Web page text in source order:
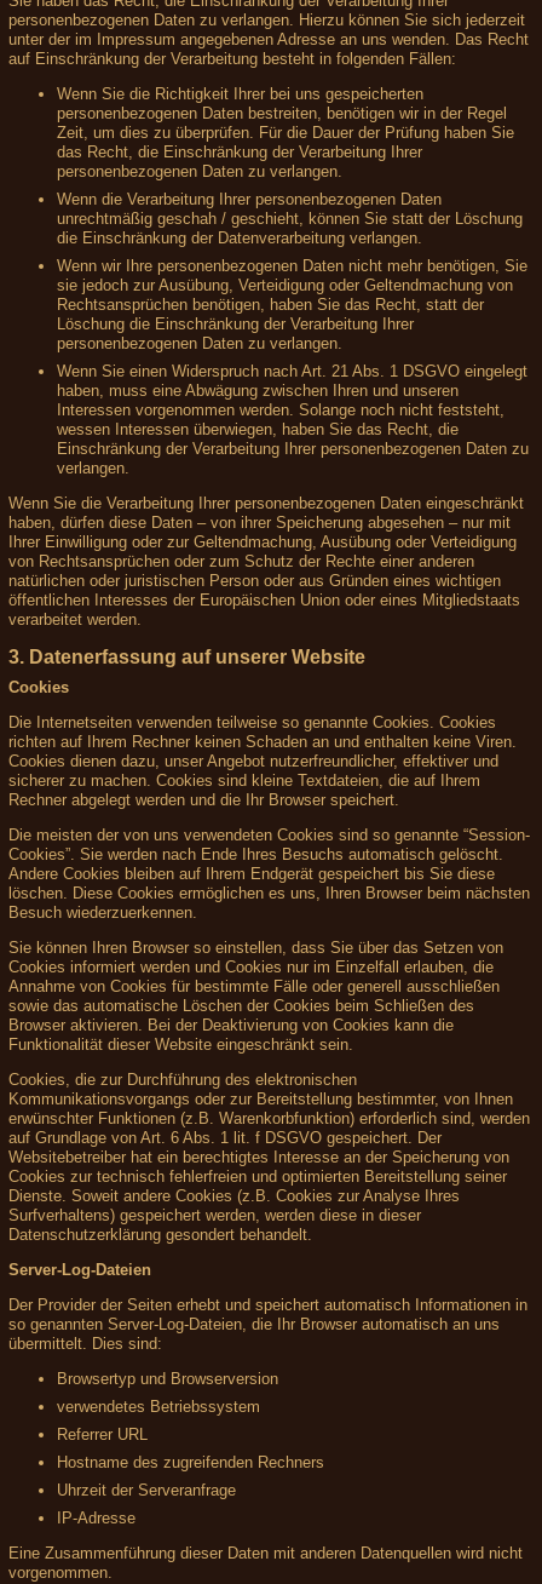
personenbezogenen Daten zu verlangen. Hierzu können Sie sich jederzeit
unter der im Impressum angegebenen Adresse an uns wenden. Das Recht
auf Einschränkung der Verarbeitung besteht in folgenden Fällen:
Wenn Sie die Richtigkeit Ihrer bei uns gespeicherten
personenbezogenen Daten bestreiten, benötigen wir in der Regel
Zeit, um dies zu überprüfen. Für die Dauer der Prüfung haben Sie
das Recht, die Einschränkung der Verarbeitung Ihrer
personenbezogenen Daten zu verlangen.
Wenn die Verarbeitung Ihrer personenbezogenen Daten
unrechtmäßig geschah / geschieht, können Sie statt der Löschung
die Einschränkung der Datenverarbeitung verlangen.
Wenn wir Ihre personenbezogenen Daten nicht mehr benötigen, Sie
sie jedoch zur Ausübung, Verteidigung oder Geltendmachung von
Rechtsansprüchen benötigen, haben Sie das Recht, statt der
Löschung die Einschränkung der Verarbeitung Ihrer
personenbezogenen Daten zu verlangen.
Wenn Sie einen Widerspruch nach Art. 21 Abs. 1 DSGVO eingelegt
haben, muss eine Abwägung zwischen Ihren und unseren
Interessen vorgenommen werden. Solange noch nicht feststeht,
wessen Interessen überwiegen, haben Sie das Recht, die
Einschränkung der Verarbeitung Ihrer personenbezogenen Daten zu
verlangen.
Wenn Sie die Verarbeitung Ihrer personenbezogenen Daten eingeschränkt
haben, dürfen diese Daten – von ihrer Speicherung abgesehen – nur mit
Ihrer Einwilligung oder zur Geltendmachung, Ausübung oder Verteidigung
von Rechtsansprüchen oder zum Schutz der Rechte einer anderen
natürlichen oder juristischen Person oder aus Gründen eines wichtigen
öffentlichen Interesses der Europäischen Union oder eines Mitgliedstaats
verarbeitet werden.
3. Datenerfassung auf unserer Website
Cookies
Die Internetseiten verwenden teilweise so genannte Cookies. Cookies
richten auf Ihrem Rechner keinen Schaden an und enthalten keine Viren.
Cookies dienen dazu, unser Angebot nutzerfreundlicher, effektiver und
sicherer zu machen. Cookies sind kleine Textdateien, die auf Ihrem
Rechner abgelegt werden und die Ihr Browser speichert.
Die meisten der von uns verwendeten Cookies sind so genannte “Session-
Cookies”. Sie werden nach Ende Ihres Besuchs automatisch gelöscht.
Andere Cookies bleiben auf Ihrem Endgerät gespeichert bis Sie diese
löschen. Diese Cookies ermöglichen es uns, Ihren Browser beim nächsten
Besuch wiederzuerkennen.
Sie können Ihren Browser so einstellen, dass Sie über das Setzen von
Cookies informiert werden und Cookies nur im Einzelfall erlauben, die
Annahme von Cookies für bestimmte Fälle oder generell ausschließen
sowie das automatische Löschen der Cookies beim Schließen des
Browser aktivieren. Bei der Deaktivierung von Cookies kann die
Funktionalität dieser Website eingeschränkt sein.
Cookies, die zur Durchführung des elektronischen
Kommunikationsvorgangs oder zur Bereitstellung bestimmter, von Ihnen
erwünschter Funktionen (z.B. Warenkorbfunktion) erforderlich sind, werden
auf Grundlage von Art. 6 Abs. 1 lit. f DSGVO gespeichert. Der
Websitebetreiber hat ein berechtigtes Interesse an der Speicherung von
Cookies zur technisch fehlerfreien und optimierten Bereitstellung seiner
Dienste. Soweit andere Cookies (z.B. Cookies zur Analyse Ihres
Surfverhaltens) gespeichert werden, werden diese in dieser
Datenschutzerklärung gesondert behandelt.
Server-Log-Dateien
Der Provider der Seiten erhebt und speichert automatisch Informationen in
so genannten Server-Log-Dateien, die Ihr Browser automatisch an uns
übermittelt. Dies sind:
Browsertyp und Browserversion
verwendetes Betriebssystem
Referrer URL
Hostname des zugreifenden Rechners
Uhrzeit der Serveranfrage
IP-Adresse
Eine Zusammenführung dieser Daten mit anderen Datenquellen wird nicht
vorgenommen.